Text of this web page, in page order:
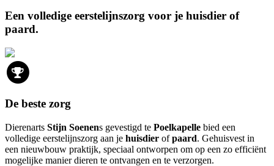
Een volledige eerstelijnszorg voor je huisdier of
paard.
De beste zorg
Dierenarts Stijn Soenens gevestigd te Poelkapelle bied een
volledige eerstelijnszorg aan je huisdier ofpaard. Gehuisvest in
een nieuwbouw praktijk, speciaal ontworpen om op een zo efficiënt
mogelijke manier dieren te ontvangen en te verzorgen.